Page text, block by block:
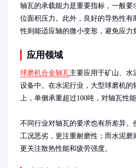
轴瓦的承载能力是重要指标，一般要
位面积压力。此外，良好的导热性有
性则能适应轴的微小变形，避免应力
应用领域
球磨机合金轴瓦主要应用于矿山、水
设备中。在水泥行业，大型球磨机的
上，单侧承重超过100吨，对轴瓦性能
不同行业对轴瓦的要求也有所差异。
工况恶劣，更注重耐磨性；而水泥磨
更关注散热性能和疲劳强度。